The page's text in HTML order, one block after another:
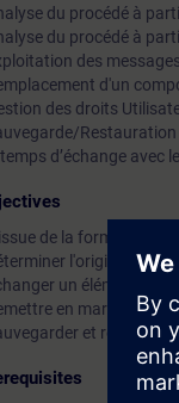
du procédé à
du procédé à
des
d'un
des droits
d’échange avec
de la formation, le
l'origine d'une
un élément
en marche le
et restaurer